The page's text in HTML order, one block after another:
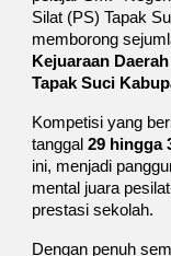
Silat (PS) Tapak
memborong
Kejuaraan
Tapak Suci
Kompetisi yang
tanggal29 hingga
ini, menjadi
mental juara
prestasi sekolah.
Dengan penuh